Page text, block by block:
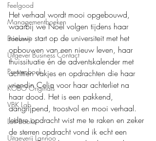
Feelgood
Managementboeken
Boekerij
Uitgever Business Contact
Prentenboek
KOBO Originals
VBK Lab
Loft Books
Uitgeverij Lannoo
Het verhaal wordt mooi opgebouwd,
waarbij we Noël volgen tijdens haar
nieuwe start op de universiteit met het
opbouwen van een nieuw leven, haar
thuissituatie én de adventskalender met
achttien vakjes en opdrachten die haar
vriendin Celia voor haar achterliet na
haar dood. Het is een pakkend,
aangrijpend, troostvol en mooi verhaal.
Iedere opdracht wist me te raken en zeker
de sterren opdracht vond ik echt een